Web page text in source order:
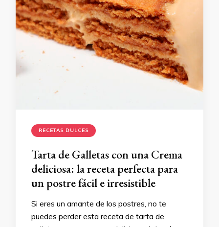
RECETAS DULCES
Tarta de Galletas con una Crema
deliciosa: la receta perfecta para
un postre fácil e irresistible
Si eres un amante de los postres, no te
puedes perder esta receta de tarta de